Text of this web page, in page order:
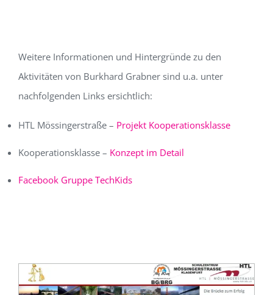
Weitere Informationen und Hintergründe zu den
Aktivitäten von Burkhard Grabner sind u.a. unter
nachfolgenden Links ersichtlich:
HTL Mössingerstraße – Projekt Kooperationsklasse
Kooperationsklasse – Konzept im Detail
Facebook Gruppe TechKids